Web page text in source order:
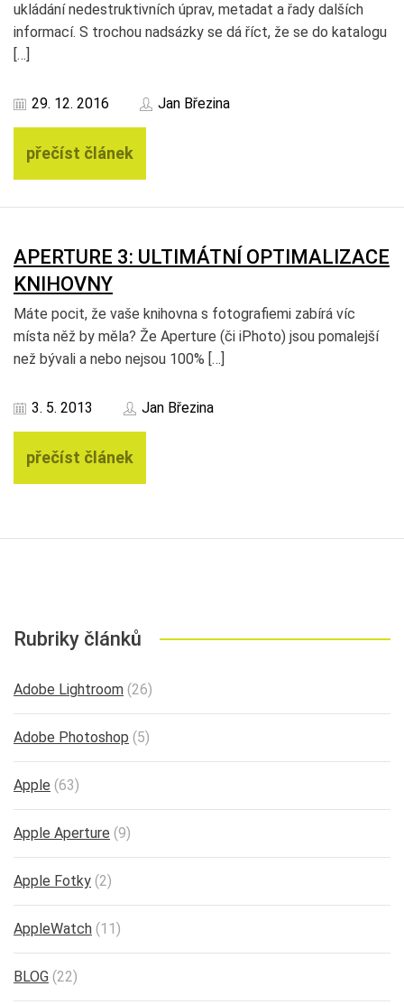
ukládání nedestruktivních úprav, metadat a řady dalších
informací. S trochou nadsázky se dá říct, že se do katalogu
[…]
29. 12. 2016 Jan Březina
přečíst článek
APERTURE 3: ULTIMÁTNÍ OPTIMALIZACE
KNIHOVNY
Máte pocit, že vaše knihovna s fotografiemi zabírá víc
místa něž by měla? Že Aperture (či iPhoto) jsou pomalejší
než bývali a nebo nejsou 100% […]
3. 5. 2013 Jan Březina
přečíst článek
Rubriky článků
Adobe Lightroom (26)
Adobe Photoshop (5)
Apple (63)
Apple Aperture (9)
Apple Fotky (2)
AppleWatch (11)
BLOG (22)